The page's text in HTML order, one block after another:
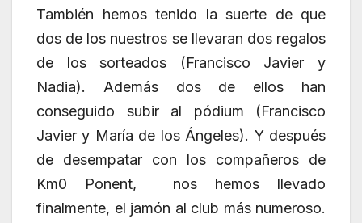
También hemos tenido la suerte de que
dos de los nuestros se llevaran dos regalos
de los sorteados (Francisco Javier y
Nadia). Además dos de ellos han
conseguido subir al pódium (Francisco
Javier y María de los Ángeles). Y después
de desempatar con los compañeros de
Km0 Ponent, nos hemos llevado
finalmente, el jamón al club más numeroso.